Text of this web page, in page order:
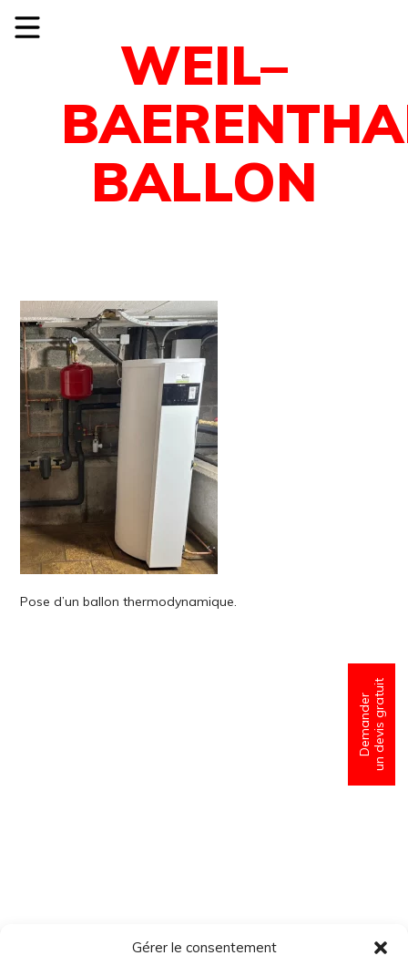
Gérer le consentement
Demanderun devis gratuit
WEIL–
BALLON
Pose d’un ballon thermodynamique.